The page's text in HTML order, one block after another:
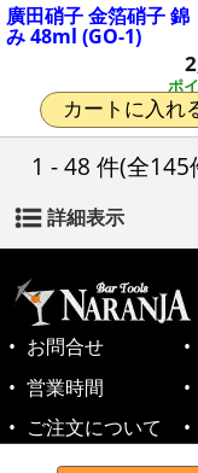
廣田硝子 金箔硝子 錦
み 48ml (GO-1)
ポ
カートに入れ
1 - 48 件(全145
詳細表示
お問合せ
営業時間
ご注文について
©1999-2026